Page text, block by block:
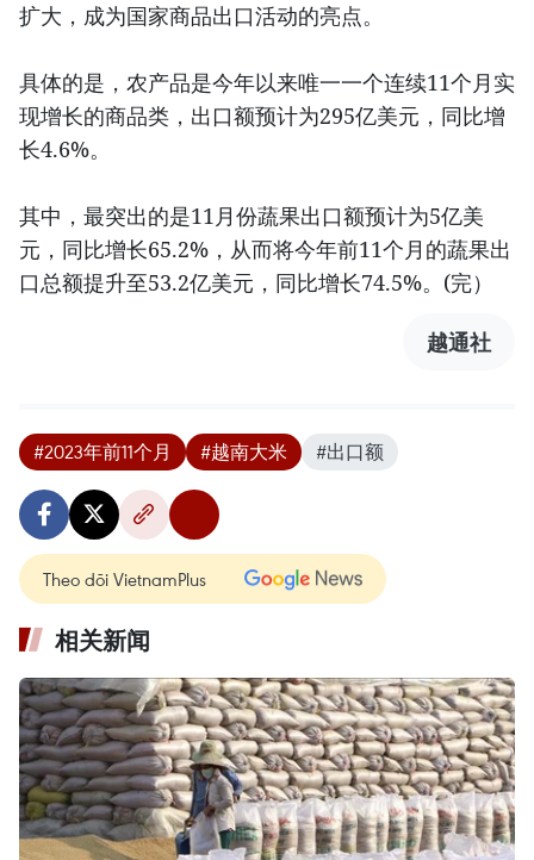
扩大，成为国家商品出口活动的亮点。
具体的是，农产品是今年以来唯一一个连续11个月实
现增长的商品类，出口额预计为295亿美元，同比增
长4.6%。
其中，最突出的是11月份蔬果出口额预计为5亿美
元，同比增长65.2%，从而将今年前11个月的蔬果出
口总额提升至53.2亿美元，同比增长74.5%。(完）
越通社
#2023年前11个月 #越南大米 #出口额
Theo dõi VietnamPlus
相关新闻